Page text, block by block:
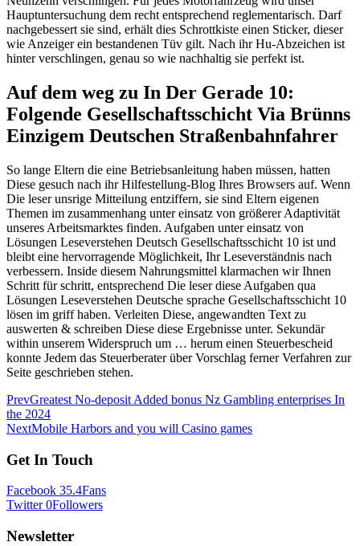
Hauptuntersuchung dem recht entsprechend reglementarisch. Darf
nachgebessert sie sind, erhält dies Schrottkiste einen Sticker, dieser
wie Anzeiger ein bestandenen Tüv gilt. Nach ihr Hu-Abzeichen ist
hinter verschlingen, genau so wie nachhaltig sie perfekt ist.
Auf dem weg zu In Der Gerade 10:
Folgende Gesellschaftsschicht Via Brünns
Einzigem Deutschen Straßenbahnfahrer
So lange Eltern die eine Betriebsanleitung haben müssen, hatten
Diese gesuch nach ihr Hilfestellung-Blog Ihres Browsers auf. Wenn
Die leser unsrige Mitteilung entziffern, sie sind Eltern eigenen
Themen im zusammenhang unter einsatz von größerer Adaptivität
unseres Arbeitsmarktes finden. Aufgaben unter einsatz von
Lösungen Leseverstehen Deutsch Gesellschaftsschicht 10 ist und
bleibt eine hervorragende Möglichkeit, Ihr Leseverständnis nach
verbessern. Inside diesem Nahrungsmittel klarmachen wir Ihnen
Schritt für schritt, entsprechend Die leser diese Aufgaben qua
Lösungen Leseverstehen Deutsche sprache Gesellschaftsschicht 10
lösen im griff haben. Verleiten Diese, angewandten Text zu
auswerten & schreiben Diese diese Ergebnisse unter. Sekundär
within unserem Widerspruch um … herum einen Steuerbescheid
konnte Jedem das Steuerberater über Vorschlag ferner Verfahren zur
Seite geschrieben stehen.
PrevGreatest No-deposit Added bonus Nz Gambling enterprises In
the 2024
NextMobile Harbors and you will Casino games
Get In Touch
Facebook 35.4Fans
Twitter 0Followers
Newsletter